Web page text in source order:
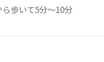
歩いて5分～10分